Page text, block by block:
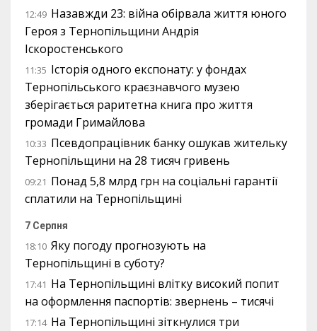
12:49 Назавжди 23: війна обірвала життя юного
Героя з Тернопільщини Андрія
Іскоростенського
11:35 Історія одного експонату: у фондах
Тернопільського краєзнавчого музею
зберігається раритетна книга про життя
громади Гримайлова
10:33 Псевдопрацівник банку ошукав жительку
Тернопільщини на 28 тисяч гривень
09:21 Понад 5,8 млрд грн на соціальні гарантії
сплатили на Тернопільщині
7 Серпня
18:10 Яку погоду прогнозують на
Тернопільщині в суботу?
17:41 На Тернопільщині влітку високий попит
на оформлення паспортів: звернень – тисячі
17:14 На Тернопільщині зіткнулися три